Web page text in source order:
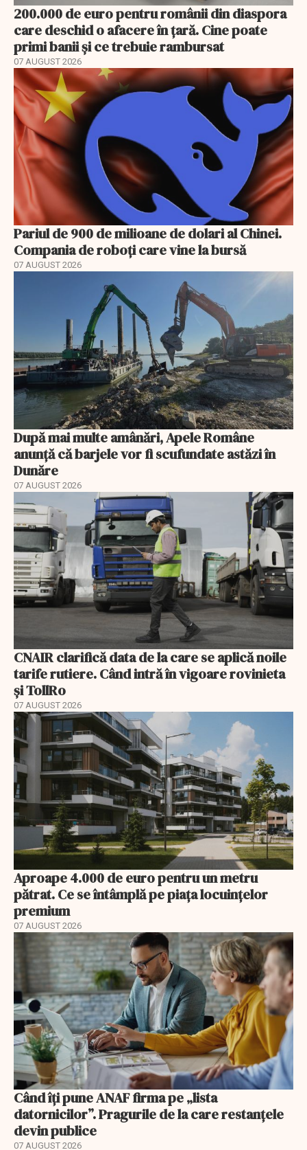
200.000 de euro pentru românii din diaspora
care deschid o afacere în țară. Cine poate
primi banii și ce trebuie rambursat
07 AUGUST 2026
Pariul de 900 de milioane de dolari al Chinei.
Compania de roboți care vine la bursă
07 AUGUST 2026
După mai multe amânări, Apele Române
anunță că barjele vor fi scufundate astăzi în
Dunăre
07 AUGUST 2026
CNAIR clarifică data de la care se aplică noile
tarife rutiere. Când intră în vigoare rovinieta
și TollRo
07 AUGUST 2026
Aproape 4.000 de euro pentru un metru
pătrat. Ce se întâmplă pe piața locuințelor
premium
07 AUGUST 2026
Când îți pune ANAF firma pe „lista
datornicilor”. Pragurile de la care restanțele
devin publice
07 AUGUST 2026